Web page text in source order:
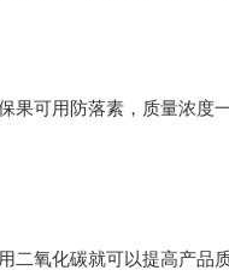
果可用防落素，质量浓度
二氧化碳就可以提高产品